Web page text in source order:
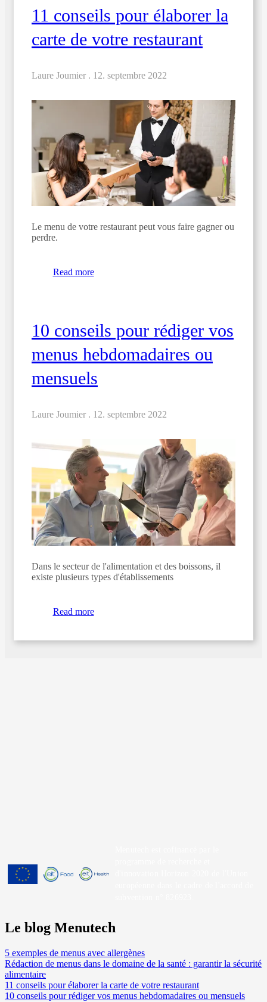
11 conseils pour élaborer la
carte de votre restaurant
Laure Joumier . 12. septembre 2022
Le menu de votre restaurant peut vous faire gagner ou
perdre.
Read more
10 conseils pour rédiger vos
menus hebdomadaires ou
mensuels
Laure Joumier . 12. septembre 2022
Dans le secteur de l'alimentation et des boissons, il
existe plusieurs types d'établissements
Read more
Le blog Menutech
5 exemples de menus avec allergènes
Rédaction de menus dans le domaine de la santé : garantir la sécurité
alimentaire
11 conseils pour élaborer la carte de votre restaurant
10 conseils pour rédiger vos menus hebdomadaires ou mensuels